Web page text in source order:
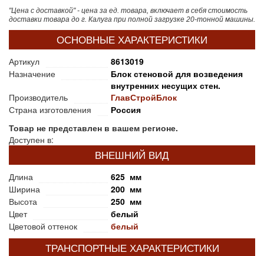
"Цена с доставкой" - цена за ед. товара, включает в себя стоимость
доставки товара до г. Калуга при полной загрузке 20-тонной машины.
ОСНОВНЫЕ ХАРАКТЕРИСТИКИ
Артикул
8613019
Назначение
Блок стеновой для возведения
внутренних несущих стен.
Производитель
ГлавСтройБлок
Страна изготовления
Россия
Товар не представлен в вашем регионе.
Доступен в:
ВНЕШНИЙ ВИД
Длина
625 мм
Ширина
200 мм
Высота
250 мм
Цвет
белый
Цветовой оттенок
белый
ТРАНСПОРТНЫЕ ХАРАКТЕРИСТИКИ